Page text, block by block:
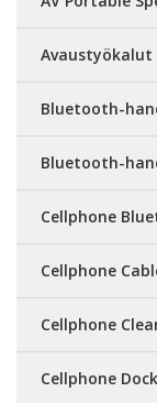
Avaustyökalut
Bluetooth-
Bluetooth-
Cellphone
Cellphone
Cellphone
Cellphone